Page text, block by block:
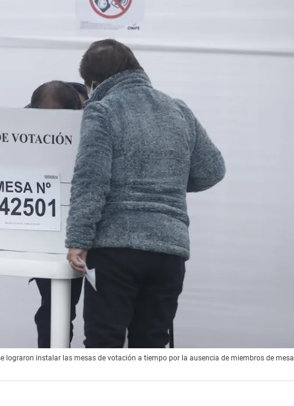
instalar las mesas de votación a tiempo por la ausencia de miembros de mesa |